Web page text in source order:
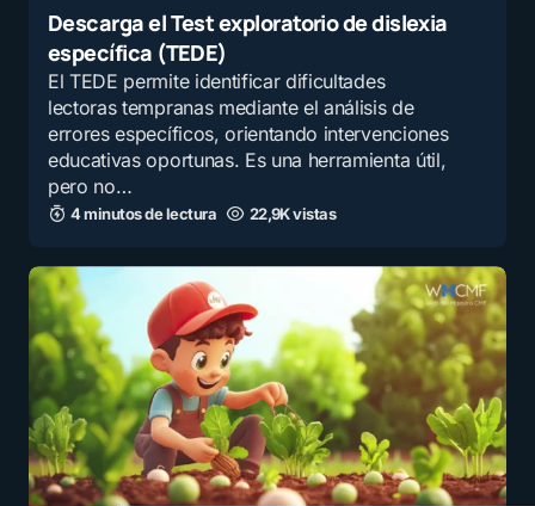
Descarga el Test exploratorio de dislexia
específica (TEDE)
El TEDE permite identificar dificultades
lectoras tempranas mediante el análisis de
errores específicos, orientando intervenciones
educativas oportunas. Es una herramienta útil,
pero no…
4 minutos de lectura 22,9K vistas